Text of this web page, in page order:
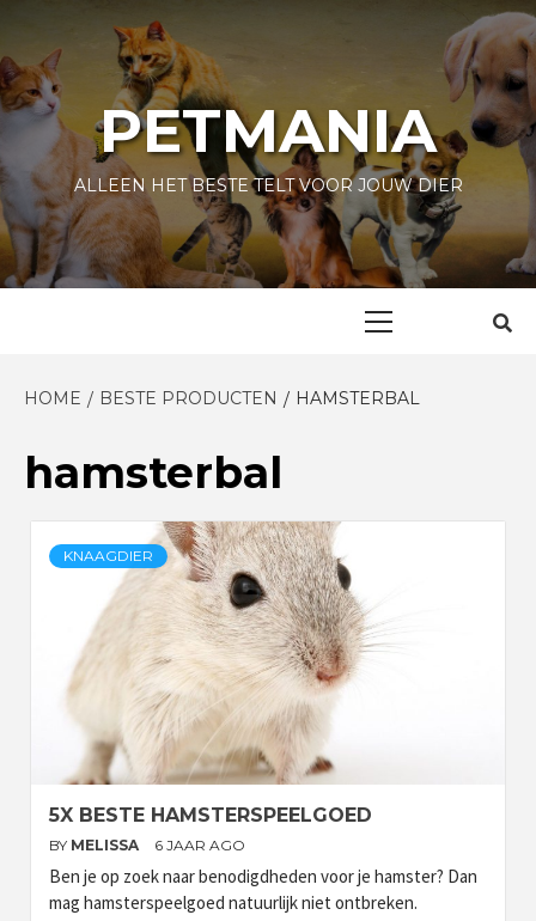
content
PETMANIA
ALLEEN HET BESTE TELT VOOR JOUW DIER
HOME BESTE PRODUCTEN HAMSTERBAL
hamsterbal
KNAAGDIER
5X BESTE HAMSTERSPEELGOED
BY MELISSA 6 JAAR AGO
Ben je op zoek naar benodigdheden voor je hamster? Dan
mag hamsterspeelgoed natuurlijk niet ontbreken.